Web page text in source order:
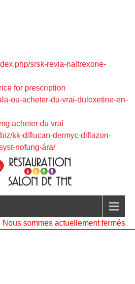
srsk-revia-naltrexone-
for prescription
ou-acheter-du-vrai-duloxetine-en-
acheter du vrai
kk-diflucan-dermyc-diflazon-
nofung-ára/
Nous sommes actuellement fermés